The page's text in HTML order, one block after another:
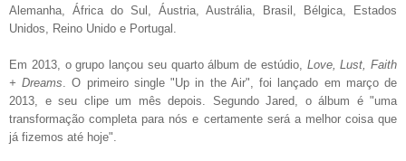
Alemanha, África do Sul, Áustria, Austrália, Brasil, Bélgica, Estados
Unidos, Reino Unido e Portugal.
Em 2013, o grupo lançou seu quarto álbum de estúdio, Love, Lust, Faith
+ Dreams . O primeiro single "Up in the Air", foi lançado em março de
2013, e seu clipe um mês depois. Segundo Jared, o álbum é "uma
transformação completa para nós e certamente será a melhor coisa que
já fizemos até hoje".